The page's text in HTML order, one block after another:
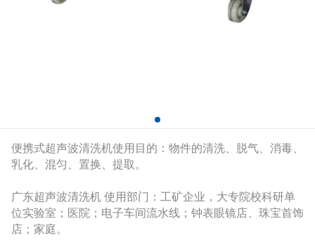
便携式超声波清洗机使用目的：物件的清洗、脱气、消毒、
乳化、混匀、置换、提取。
广东超声波清洗机 使用部门：工矿企业，大专院校科研单
位实验室；医院；电子车间流水线；钟表眼镜店、珠宝首饰
店；家庭。